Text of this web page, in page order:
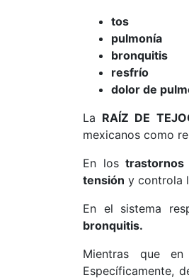
tos
pulmonía
bronquitis
resfrío
dolor de
La RAÍZ DE
mexicanos como
En lostrastornos
tensión y controla
En el sistema
bronquitis.
Mientras que
Específicamente,